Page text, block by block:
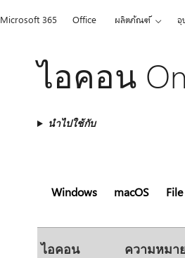
Microsoft 365 Office ผลิตภัณฑ์ อุ
ไอคอน
นำไปใช้กับ
Windows macOS
ไอคอน ความหมา